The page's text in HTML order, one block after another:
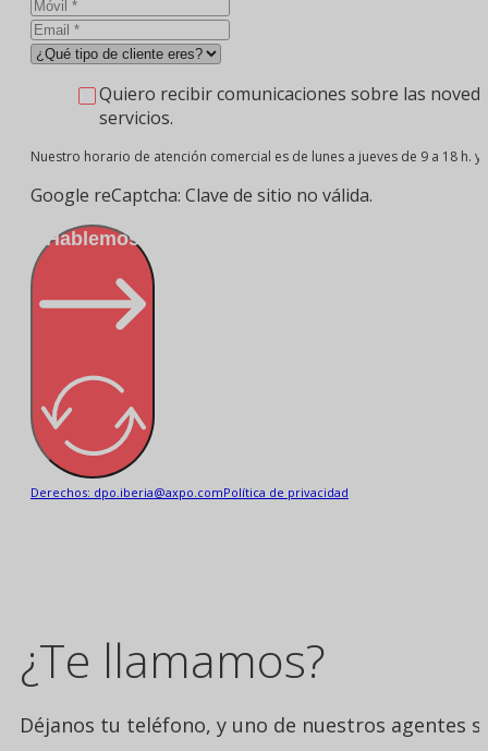
Quiero recibir comunicaciones sobre las
servicios.
Nuestro horario de atención comercial es de lunes a jueves de 9 a 18 h.
Google reCaptcha: Clave de sitio no válida.
¡Hablemos!
Derechos: dpo.iberia@axpo.comPolítica de privacidad
¿Te llamamos?
Déjanos tu teléfono, y uno de nuestros agentes